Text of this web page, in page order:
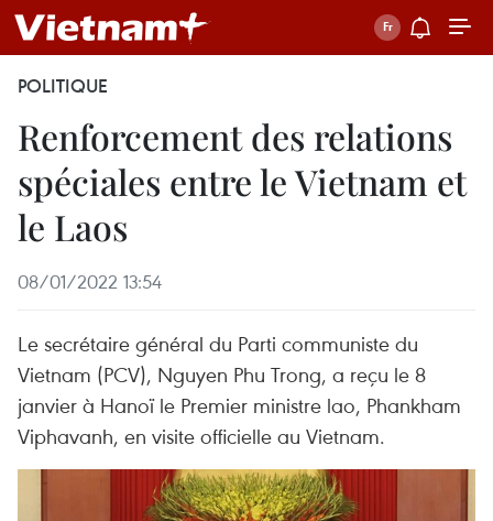
POLITIQUE
Renforcement des relations
spéciales entre le Vietnam et
le Laos
08/01/2022 13:54
Le secrétaire général du Parti communiste du
Vietnam (PCV), Nguyen Phu Trong, a reçu le 8
janvier à Hanoï le Premier ministre lao, Phankham
Viphavanh, en visite officielle au Vietnam.